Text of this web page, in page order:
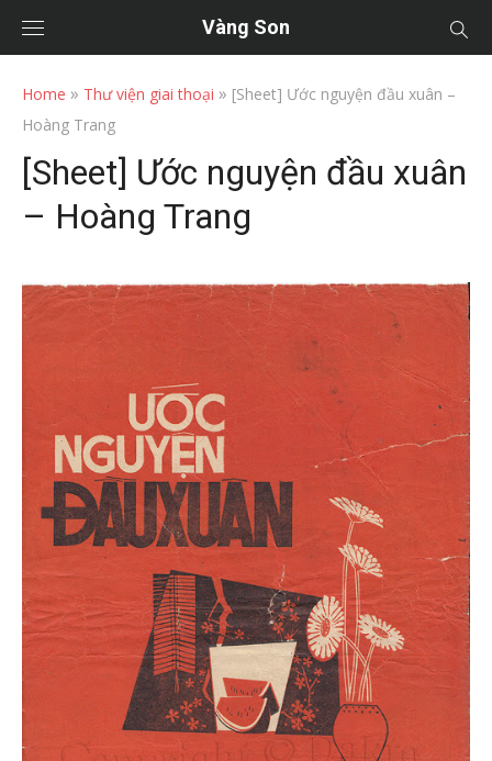
Vàng Son
Home » Thư viện giai thoại » [Sheet] Ước nguyện đầu xuân –
Hoàng Trang
[Sheet] Ước nguyện đầu xuân
– Hoàng Trang